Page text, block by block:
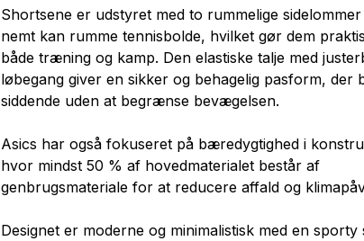
Shortsene er udstyret med to rummelige
nemt kan rumme tennisbolde, hvilket gør dem
både træning og kamp. Den elastiske talje med
løbegang giver en sikker og behagelig pasform, der
siddende uden at begrænse bevægelsen.
Asics har også fokuseret på bæredygtighed i
hvor mindst 50 % af hovedmaterialet består af
genbrugsmateriale for at reducere affald og
Designet er moderne og minimalistisk med en sporty